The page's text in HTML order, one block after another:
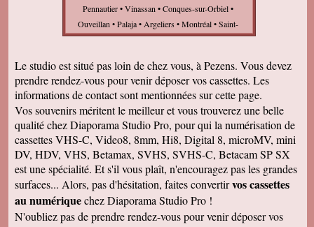
Pennautier • Vinassan • Conques-sur-Orbiel •
Ouveillan • Palaja • Argeliers • Montréal • Saint-
Nazaire-d'Aude • Moussan • Saint-Marcel-sur-
Espéraza • Palme • Pezens • Villegailhenc •
Cazilhac • Caunes-Minervois • Alzonne •
Lavalette • Ginestas • Armissan • Capendu •
Montredon-des-Corbières • Villeneuve-la-
Comptal • Saint-André-de-Roquelongue • Alairac
• Belpech • Portel-des-Corbières • Marcorignan •
Névian • Labastide-d'Anjou • Villepinte • Ferrals-
les-Corbières • Pexiora • Fabrezan • Redorte •
Bize-Minervois • Villasavary • Arzens • Villegly •
Puichéric • Peyriac-Minervois • Peyriac-de-Mer •
Chalabre • Azille • Couiza • Luc-sur-Orbieu •
Le studio est situé pas loin de chez vous, à Pezens. Vous devez
prendre rendez-vous pour venir déposer vos cassettes. Les
informations de contact sont mentionnées sur cette page.
Vos souvenirs méritent le meilleur et vous trouverez une belle
qualité chez Diaporama Studio Pro, pour qui la numérisation de
cassettes VHS-C, Video8, 8mm, Hi8, Digital 8, microMV, mini
DV, HDV, VHS, Betamax, SVHS, SVHS-C, Betacam SP SX
est une spécialité. Et s'il vous plaît, n'encouragez pas les grandes
surfaces... Alors, pas d'hésitation, faites convertirvos cassettes
au numériquechez Diaporama Studio Pro !
N'oubliez pas de prendre rendez-vous pour venir déposer vos